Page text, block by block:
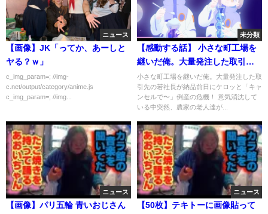
ニュース
【画像】JK「ってか、あーしと
ヤる？ｗ」
c_img_param=; //img-
c.net/output/category/anime.js
c_img_param=; //img...
未分類
【感動する話】 小さな町工場を
継いだ俺。大量発注した取引先
の若社長が納品前日にケロッと
「キャンセルで〜」倒産の危
機！突然農家の老人達が「ワシ
話】【朗読】【涙腺崩壊】【い
い話】
小さな町工場を継いだ俺。大量発注した取
引先の若社長が納品前日にケロッと「キャ
ンセルで〜」倒産の危機！ 意気消沈して
いる中突然、農家の老人達が...
ニュース
【画像】パリ五輪 青いおじさん
ニュース
【50枚】テキトーに画像貼って